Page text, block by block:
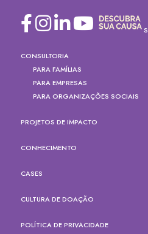
CONSULTORIA
PARA FAMÍLIAS
PARA EMPRESAS
PARA ORGANIZAÇÕES SOCIAIS
PROJETOS DE IMPACTO
CONHECIMENTO
CASES
CULTURA DE DOAÇÃO
POLÍTICA DE PRIVACIDADE